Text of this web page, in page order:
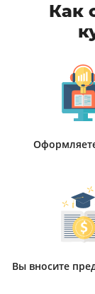
Как
Вы вносите